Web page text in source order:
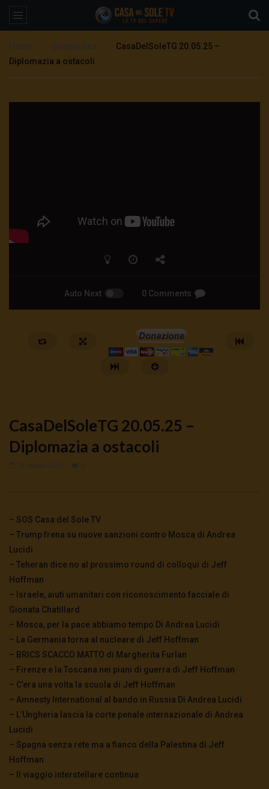
CasaDelSoleTG 20.05.25 –
Diplomazia a ostacoli
Auto Next 0 Comments
0
59 0 0
CasaDelSoleTG 20.05.25 –
Diplomazia a ostacoli
– SOS Casa del Sole TV
– Trump frena su nuove sanzioni contro Mosca di Andrea
Lucidi
– Teheran dice no al prossimo round di colloqui di Jeff
Hoffman
– Israele, aiuti umanitari con riconoscimento facciale di
Gionata Chatillard
– Mosca, per la pace abbiamo tempo Di Andrea Lucidi
– La Germania torna al nucleare di Jeff Hoffman
– BRICS SCACCO MATTO di Margherita Furlan
– Firenze e la Toscana nei piani di guerra di Jeff Hoffman
– C’era una volta la scuola di Jeff Hoffman
– Amnesty International al bando in Russia Di Andrea Lucidi
– L’Ungheria lascia la corte penale internazionale di Andrea
Lucidi
– Spagna senza rete ma a fianco della Palestina di Jeff
Hoffman
– Il viaggio interstellare continua